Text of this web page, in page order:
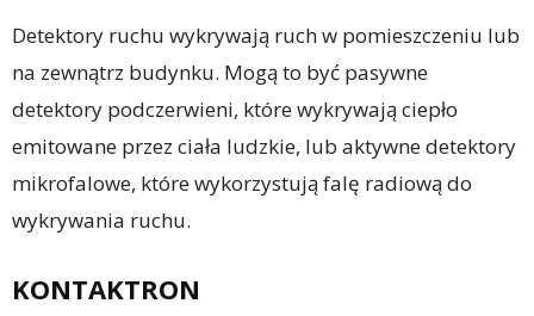
Detektory ruchu wykrywają ruch w pomieszczeniu lub
na zewnątrz budynku. Mogą to być pasywne
detektory podczerwieni, które wykrywają ciepło
emitowane przez ciała ludzkie, lub aktywne detektory
mikrofalowe, które wykorzystują falę radiową do
wykrywania ruchu.
KONTAKTRON